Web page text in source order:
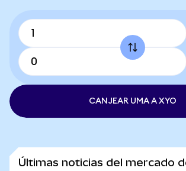
CANJEAR UMA A XYO
Últimas noticias del mercado